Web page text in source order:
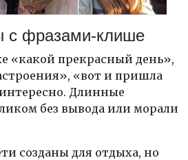
с фразами-клише
«какой прекрасный день»,
«вот и пришла
Длинные
без вывода или морали
созданы для отдыха, но